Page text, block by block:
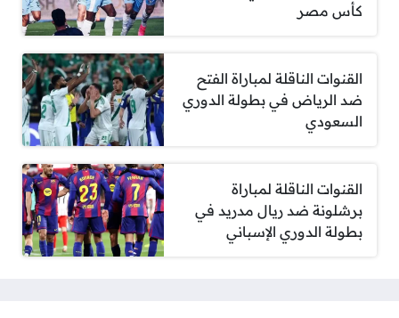
كأس مصر
القنوات الناقلة لمباراة الفتح
ضد الرياض في بطولة الدوري
السعودي
القنوات الناقلة لمباراة
برشلونة ضد ريال مدريد في
بطولة الدوري الإسباني